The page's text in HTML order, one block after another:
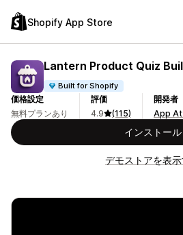
Shopify App Store
Lantern Product Quiz
Built for Shopify
価格設定
無料プランあり
評価
4.9
(115)
開発者
App
インストール
デモストアを表